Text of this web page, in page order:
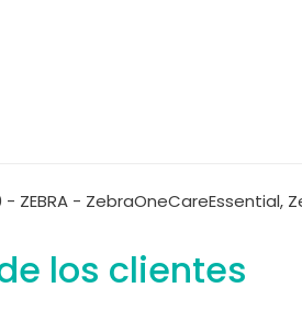
- ZEBRA -
los clientes